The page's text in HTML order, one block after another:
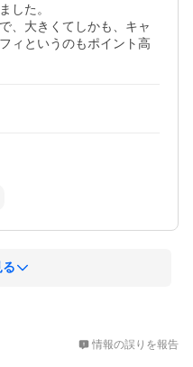
した。
、大きくてしかも、キャ
ィというのもポイント高
る
情報の誤りを報告